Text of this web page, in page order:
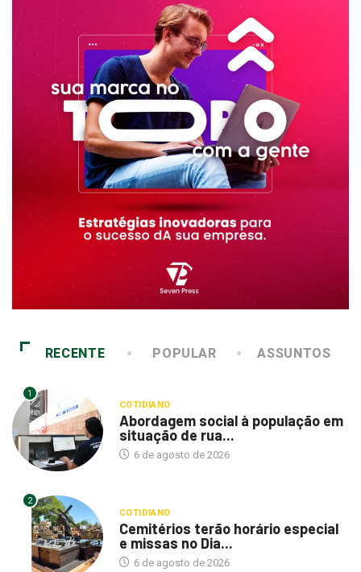
RECENTE POPULAR ASSUNTOS
1
COTIDIANO
Abordagem social à população em
situação de rua...
6 de agosto de 2026
2
COTIDIANO
Cemitérios terão horário especial
e missas no Dia...
6 de agosto de 2026